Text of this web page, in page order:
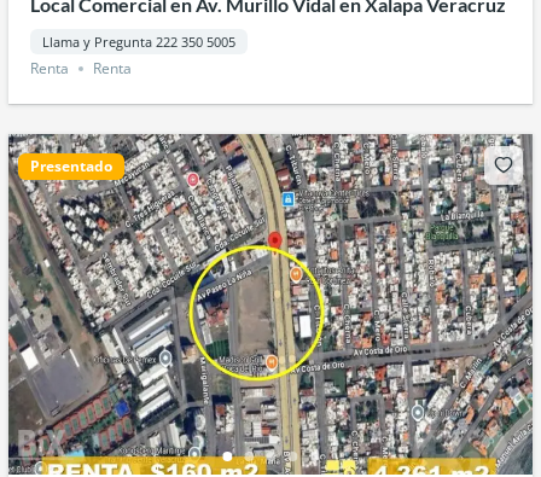
Llama y Pregunta 222 350 5005
Renta Renta
Presentado